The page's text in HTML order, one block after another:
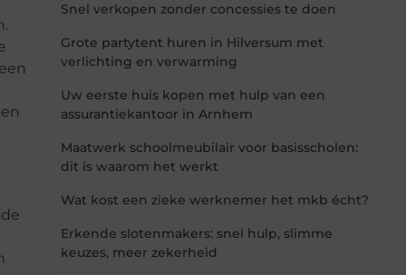
Snel verkopen zonder concessies te doen
Grote partytent huren in Hilversum met
verlichting en verwarming
Uw eerste huis kopen met hulp van een
assurantiekantoor in Arnhem
Maatwerk schoolmeubilair voor basisscholen:
dit is waarom het werkt
Wat kost een zieke werknemer het mkb écht?
Erkende slotenmakers: snel hulp, slimme
keuzes, meer zekerheid